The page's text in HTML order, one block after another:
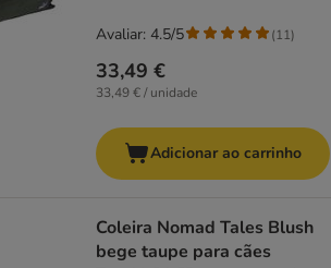
33,49 €
33,49 € / unidade
Avaliar: 4.5/5 (11)
Adicionar ao carrinho
Coleira Nomad Tales Blush
bege taupe para cães